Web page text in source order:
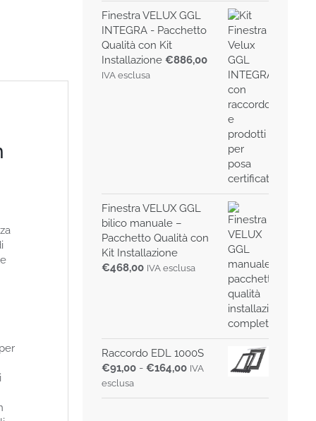
Finestra VELUX GGL
INTEGRA - Pacchetto
Qualità con Kit
Installazione €886,00
IVA esclusa
Finestra VELUX GGL
bilico manuale –
Pacchetto Qualità con
Kit Installazione
€468,00 IVA esclusa
Raccordo EDL 1000S
€91,00 - €164,00Fascia
prezzo:
IVA
esclusa